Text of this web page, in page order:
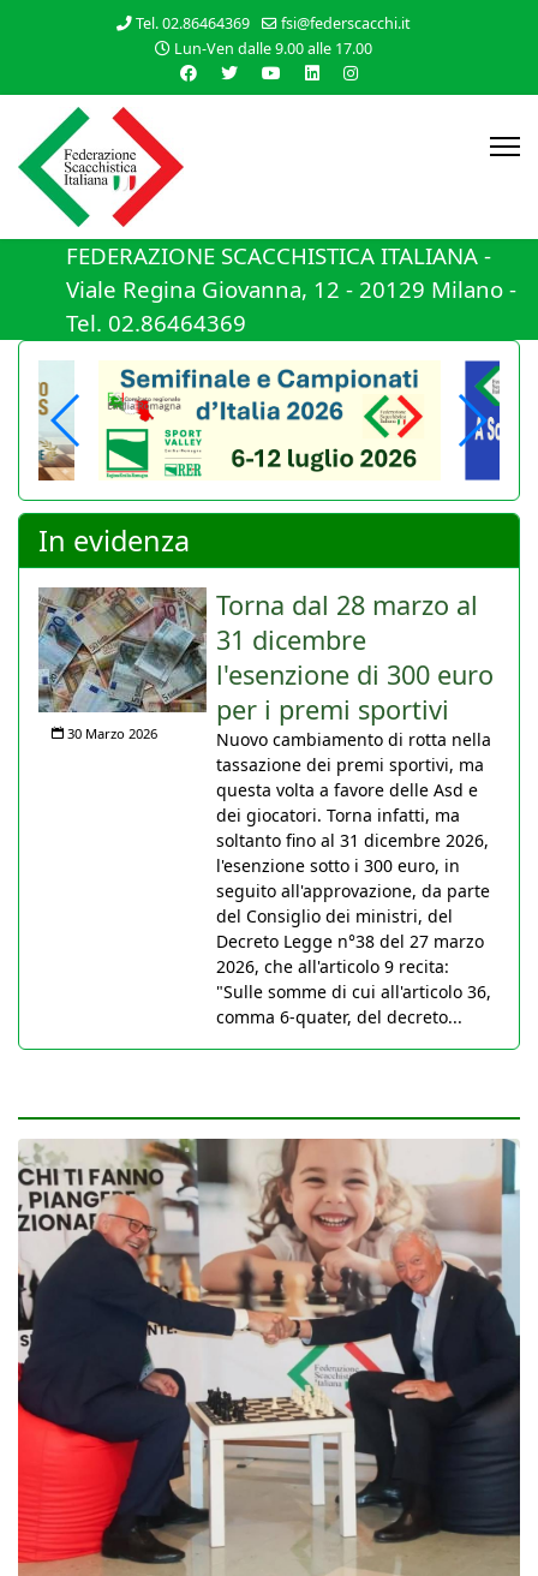
Tel. 02.86464369
fsi@federscacchi.it
Lun-Ven dalle 9.00 alle 17.00
FEDERAZIONE SCACCHISTICA ITALIANA -
Viale Regina Giovanna, 12 - 20129 Milano -
Tel. 02.86464369
In evidenza
30 Marzo 2026
Torna dal 28 marzo al
31 dicembre
l'esenzione di 300 euro
per i premi sportivi
Nuovo cambiamento di rotta nella
tassazione dei premi sportivi, ma
questa volta a favore delle Asd e
dei giocatori. Torna infatti, ma
soltanto fino al 31 dicembre 2026,
l'esenzione sotto i 300 euro, in
seguito all'approvazione, da parte
del Consiglio dei ministri, del
Decreto Legge n°38 del 27 marzo
2026, che all'articolo 9 recita:
"Sulle somme di cui all'articolo 36,
comma 6-quater, del decreto...